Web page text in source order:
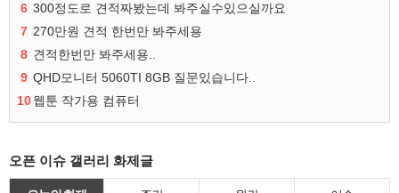
6 300정도로 견적짜봤는데 봐주실수있으실까요
7 270만원 견적 한번만 봐주세용
8 견적한번만 봐주세용..
9 QHD모니터 5060TI 8GB 질문있습니다..
10웹툰 작가용 컴퓨터
오픈 이슈 갤러리 화제글